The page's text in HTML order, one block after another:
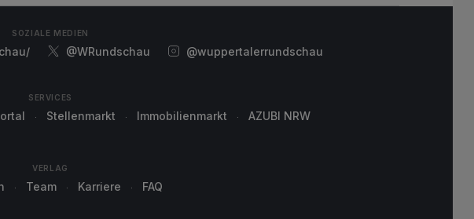
SOZIALE MEDIEN
@WRundschau @wuppertalerrundschau
SERVICES
Stellenmarkt Immobilienmarkt AZUBI NRW
VERLAG
Team Karriere FAQ